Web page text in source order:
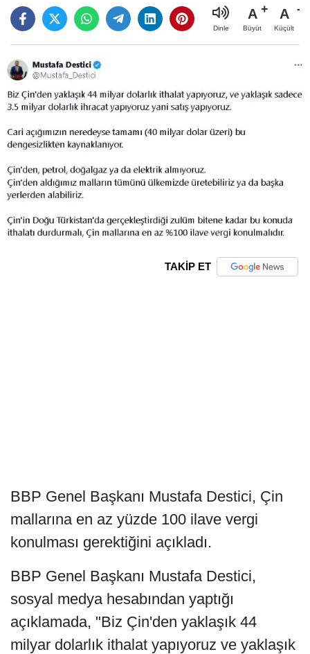
Dinle
A
Büyüt
A
Küçült
TAKİP ET
BBP Genel Başkanı Mustafa Destici, Çin
mallarına en az yüzde 100 ilave vergi
konulması gerektiğini açıkladı.
BBP Genel Başkanı Mustafa Destici,
sosyal medya hesabından yaptığı
açıklamada, "Biz Çin'den yaklaşık 44
milyar dolarlık ithalat yapıyoruz ve yaklaşık